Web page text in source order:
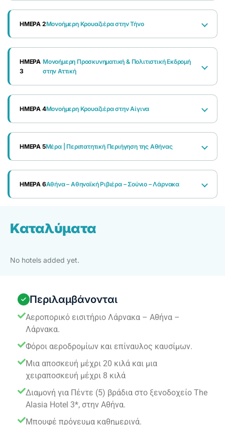
ΗΜΕΡΑ 2Μονοήμερη Κρουαζιέρα στην Τήνο
ΗΜΕΡΑ
3
Μονοήμερη Προσκυνηματική & Πολιτιστική Εκδρομή
στην Αττική
ΗΜΕΡΑ 4Μονοήμερη Κρουαζιέρα στην Αίγινα
ΗΜΕΡΑ 5Μέρα | Περιπατητική Περιήγηση της Αθήνας
ΗΜΕΡΑ 6Αθήνα – Αθηναϊκή Ριβιέρα – Σούνιο – Λάρνακα
Καταλύματα
No hotels added yet.
Περιλαμβάνονται
Αεροπορικό εισιτήριο Λάρνακα – Αθήνα –
Λάρνακα.
Φόροι αεροδρομίων και επίναυλος καυσίμων.
Μια αποσκευή μέχρι 20 κιλά και μια
χειραποσκευή μέχρι 8 κιλά
Διαμονή για Πέντε (5) βράδια στο ξενοδοχείο The
Alasia Hotel 3*, στην Αθήνα.
Μπουφέ πρόγευμα καθημερινά.